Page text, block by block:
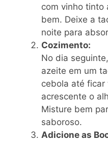
com vinho tinto
bem. Deixe a
noite para
Cozimento:
No dia
azeite em um
cebola até ficar
acrescente o
Misture bem
saboroso.
Adicione as